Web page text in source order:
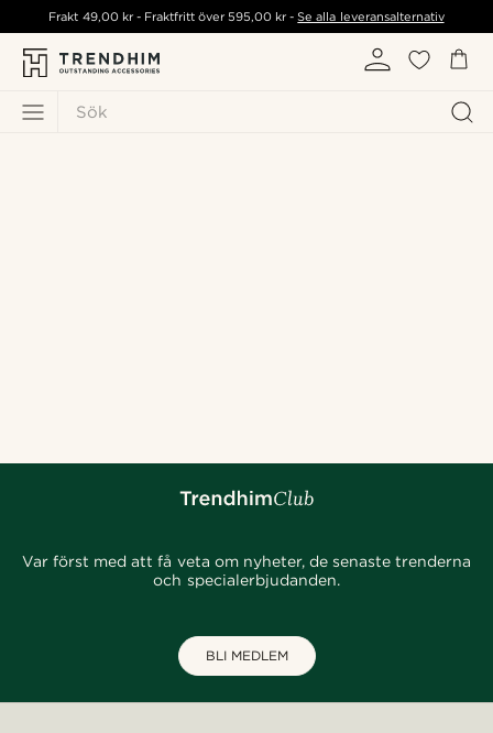
Sök
Frakt 49,00 kr- Fraktfritt över595,00 kr -Se alla leveransalternativ
Var först med att få veta om nyheter, de senaste trenderna
och specialerbjudanden.
BLI MEDLEM